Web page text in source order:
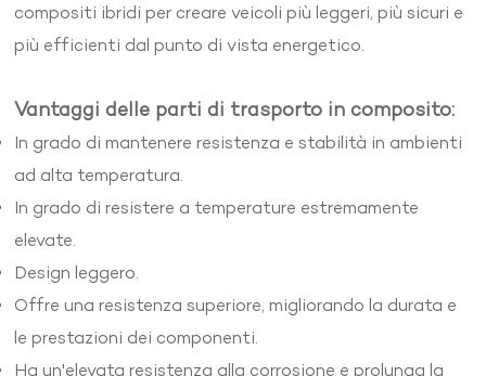
compositi ibridi per creare veicoli più leggeri, più sicuri e
più efficienti dal punto di vista energetico.
Vantaggi delle parti di trasporto in composito:
In grado di mantenere resistenza e stabilità in ambienti
ad alta temperatura.
In grado di resistere a temperature estremamente
elevate.
Design leggero.
Offre una resistenza superiore, migliorando la durata e
le prestazioni dei componenti.